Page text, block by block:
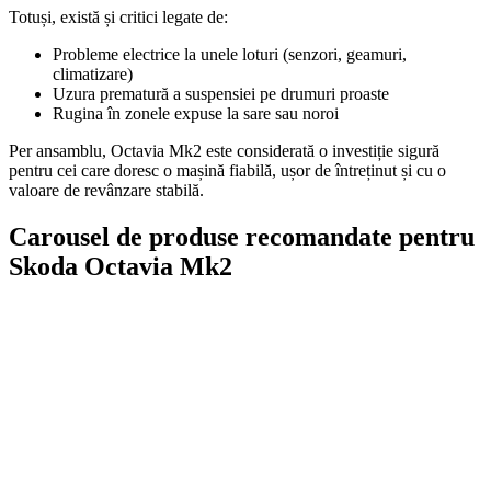
Totuși, există și critici legate de:
Probleme electrice la unele loturi (senzori, geamuri,
climatizare)
Uzura prematură a suspensiei pe drumuri proaste
Rugina în zonele expuse la sare sau noroi
Per ansamblu, Octavia Mk2 este considerată o investiție sigură
pentru cei care doresc o mașină fiabilă, ușor de întreținut și cu o
valoare de revânzare stabilă.
Carousel de produse recomandate pentru
Skoda Octavia Mk2